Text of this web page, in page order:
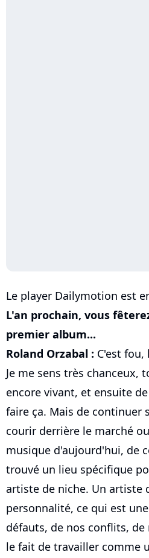
Le player Dailymotion est
L'an prochain, vous
premier album...
Roland Orzabal : C'est fou,
Je me sens très chanceux,
encore vivant, et ensuite
faire ça. Mais de continuer
courir derrière le marché
musique d'aujourd'hui, de
trouvé un lieu spécifique
artiste de niche. Un artiste
personnalité, ce qui est
défauts, de nos conflits, de
le fait de travailler comme